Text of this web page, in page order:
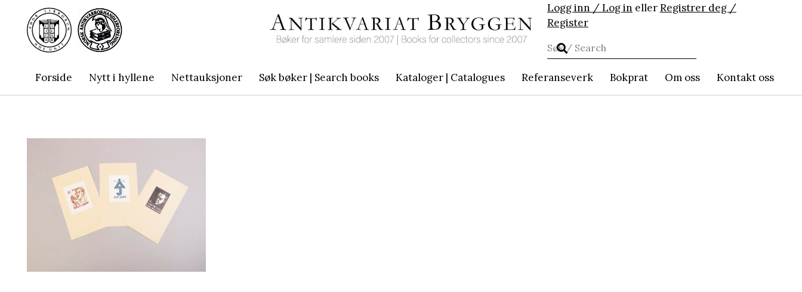
Logg inn / Log in ellerRegistrer deg /
Register
Forside Nytt i hyllene Nettauksjoner Søk bøker | Search books Kataloger | Catalogues Referanseverk Bokprat Om oss Kontakt oss